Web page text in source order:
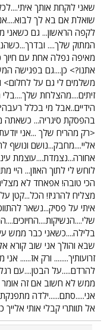
שאני לוקחת אותך
שואלת אם בא לך
לקפה הראשון... גם כשאני
המתוק שלך....
מאיפה נפלה אחת עם
אתנו?> כן....גם בפגישה
משלמים לי גם על לחלום>
זיתים....מהצלחת
הידיים..אבל מי בכלל
בהפסקת סיגריה... כשאתה
<רק מהריח שלך ...אני
אליי....מחבק...נושם ונושף
אחורה...נצמדת....עוצמת
לוחש לי לתוך האוזן... היי
הכי טובה! אפאחד לא
מצליח להרגיז! הכל...קטן
איתי על פסיק...נשאר
בלילה....כשאני כבר ממש
שבא והולך אני שוב קורא
זרועותיך........ ורק אז......
להרדם.....על הבטן....עם
ממש לא חשוב אם זה אומר
אני.....סתם......ילדה
אל תוותרי קבלי אותי